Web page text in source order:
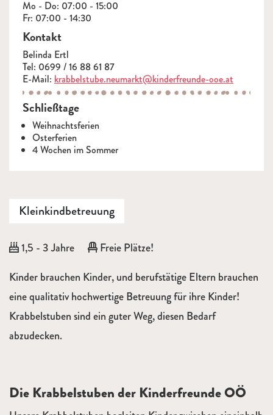
Mo - Do: 07:00 - 15:00
Fr: 07:00 - 14:30
Kontakt
Belinda Ertl
Tel: 0699 / 16 88 61 87
E-Mail: krabbelstube.neumarkt@kinderfreunde-ooe.at
Schließtage
Weihnachtsferien
Osterferien
4 Wochen im Sommer
Kleinkindbetreuung
Alter:
1,5 - 3 Jahre Freie Plätze!
Beschreibung
Kinder brauchen Kinder, und berufstätige Eltern brauchen
eine qualitativ hochwertige Betreuung für ihre Kinder!
Krabbelstuben sind ein guter Weg, diesen Bedarf
abzudecken.
Die Krabbelstuben der Kinderfreunde OÖ